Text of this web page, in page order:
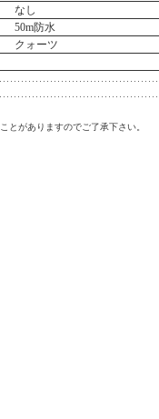
なし
50m防水
クォーツ
とがありますのでご了承下さい。